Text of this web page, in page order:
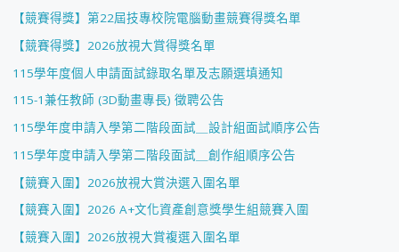
【競賽得獎】第22屆技專校院電腦動畫競賽得獎名單
【競賽得獎】2026放視大賞得獎名單
115學年度個人申請面試錄取名單及志願選填通知
115-1兼任教師 (3D動畫專長) 徵聘公告
115學年度申請入學第二階段面試＿設計組面試順序公告
115學年度申請入學第二階段面試＿創作組順序公告
【競賽入圍】2026放視大賞決選入圍名單
【競賽入圍】2026 A+文化資產創意獎學生組競賽入圍
【競賽入圍】2026放視大賞複選入圍名單